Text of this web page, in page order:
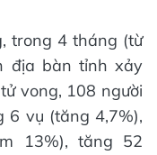
trong 4 tháng (từ
địa bàn tỉnh xảy
vong, 108 người
6 vụ (tăng 4,7%),
13%), tăng 52